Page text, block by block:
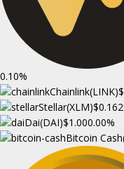
0.10%
Chainlink(LINK)
Stellar(XLM)
Dai(DAI)$1.000.00%
Bitcoin